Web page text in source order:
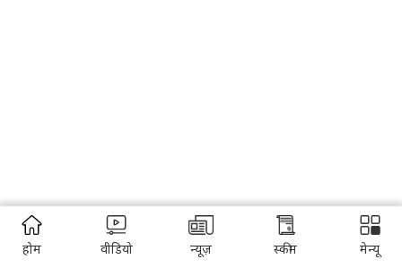
होम वीडियो न्यूज़ स्कीम मेन्यू